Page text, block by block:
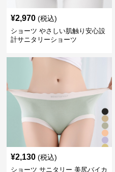
¥2,970 (税込)
ショーツ やさしい肌触り安心設
計サニタリーショーツ
¥2,130 (税込)
ショーツ サニタリー 美尻バイカ